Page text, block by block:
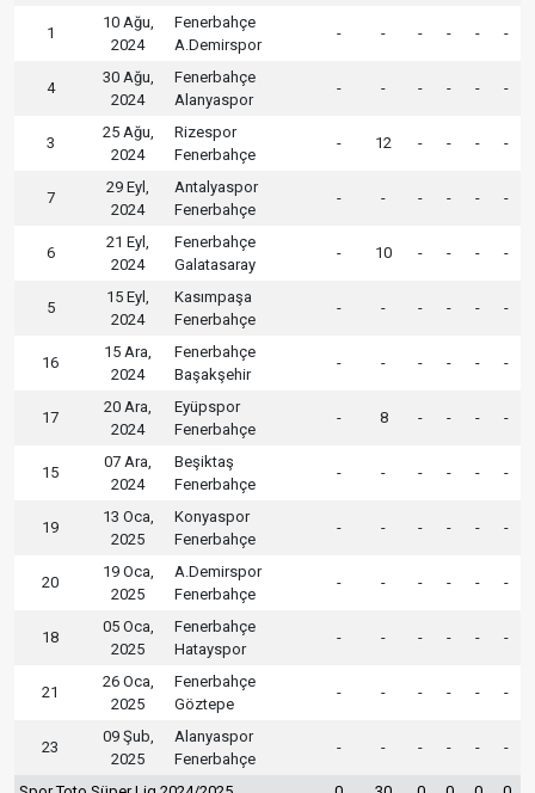
1
10 Ağu,
2024
Fenerbahçe
A.Demirspor
- - - - - -
4
30 Ağu,
2024
Fenerbahçe
Alanyaspor
- - - - - -
3
25 Ağu,
2024
Rizespor
Fenerbahçe
- 12 - - - -
7
29 Eyl,
2024
Antalyaspor
Fenerbahçe
- - - - - -
6
21 Eyl,
2024
Fenerbahçe
Galatasaray
- 10 - - - -
5
15 Eyl,
2024
Kasımpaşa
Fenerbahçe
- - - - - -
16
15 Ara,
2024
Fenerbahçe
Başakşehir
- - - - - -
17
20 Ara,
2024
Eyüpspor
Fenerbahçe
- 8 - - - -
15
07 Ara,
2024
Beşiktaş
Fenerbahçe
- - - - - -
19
13 Oca,
2025
Konyaspor
Fenerbahçe
- - - - - -
20
19 Oca,
2025
A.Demirspor
Fenerbahçe
- - - - - -
18
05 Oca,
2025
Fenerbahçe
Hatayspor
- - - - - -
21
26 Oca,
2025
Fenerbahçe
Göztepe
- - - - - -
23
09 Şub,
2025
Alanyaspor
Fenerbahçe
- - - - - -